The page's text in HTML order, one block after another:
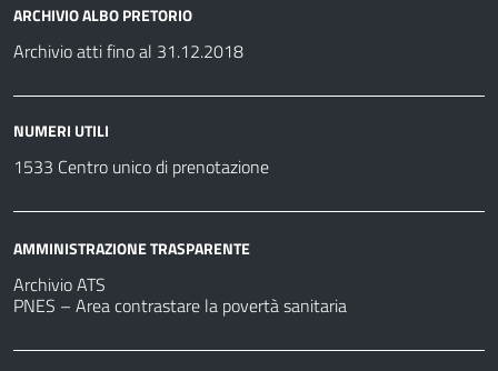
ARCHIVIO ALBO PRETORIO
Archivio atti fino al 31.12.2018
NUMERI UTILI
1533 Centro unico di prenotazione
AMMINISTRAZIONE TRASPARENTE
Archivio ATS
PNES – Area contrastare la povertà sanitaria